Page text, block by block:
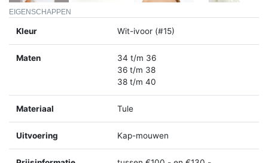
EIGENSCHAPPEN
Kleur Wit-ivoor (#15)
Maten
34 t/m 36
36 t/m 38
38 t/m 40
Materiaal Tule
Uitvoering Kap-mouwen